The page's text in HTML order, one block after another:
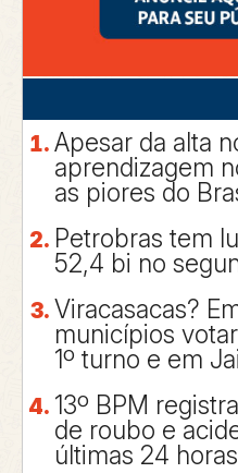
Apesar da alta
aprendizagem
as piores do
Petrobras tem
52,4 bi no
Viracasacas?
municípios
1º turno e em
13º BPM
de roubo e
últimas 24 horas